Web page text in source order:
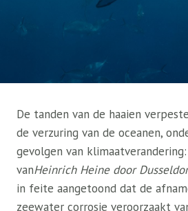
De tanden van de haaien
de verzuring van de oceanen,
gevolgen van
vanHeinrich Heine door
in feite aangetoond dat de
zeewater corrosie veroorzaakt